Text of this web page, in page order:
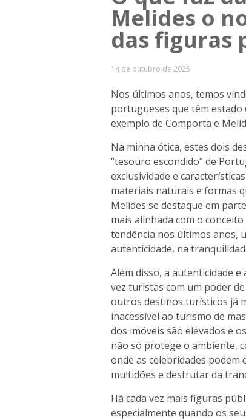
Melides o
das figuras
14 de outubro de 2025
Nos últimos anos, temos
portugueses que têm estado
exemplo de Comporta e
Na minha ótica, estes dois
“tesouro escondido” de
exclusividade e
materiais naturais e formas
Melides se destaque em
mais alinhada com o
tendência nos últimos anos,
autenticidade, na
Além disso, a autenticidade
vez turistas com um poder
outros destinos turísticos já
inacessível ao turismo de
dos imóveis são elevados e
não só protege o ambiente,
onde as celebridades podem
multidões e desfrutar da
Há cada vez mais figuras
especialmente quando os